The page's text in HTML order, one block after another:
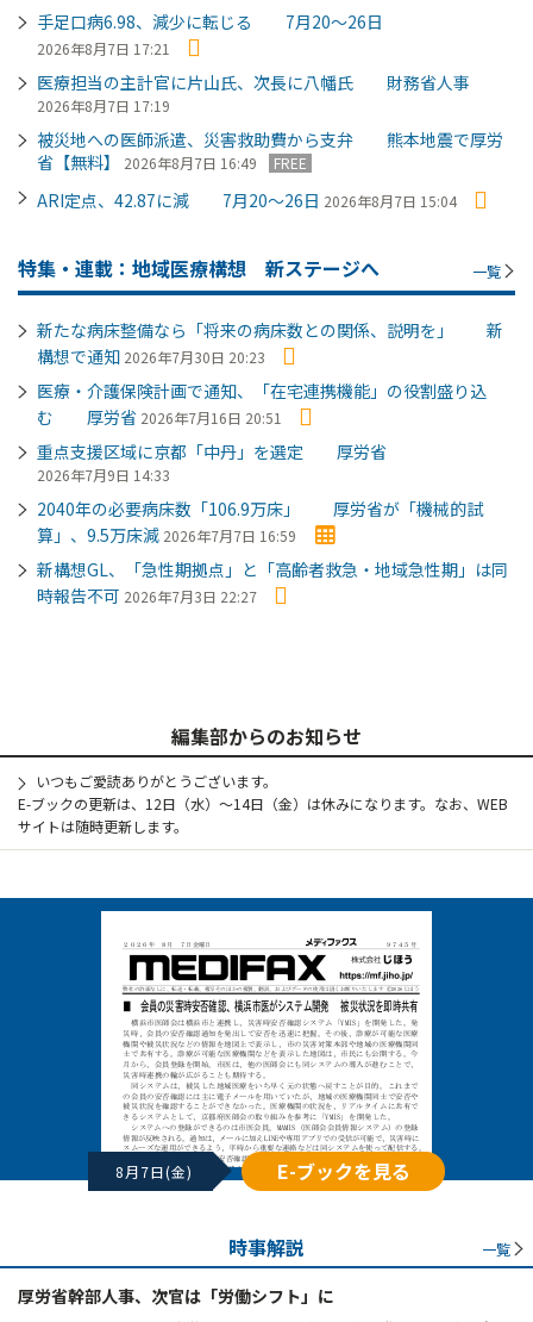
手足口病6.98、減少に転じる 7月20～26日
2026年8月7日 17:21
医療担当の主計官に片山氏、次長に八幡氏 財務省人事
2026年8月7日 17:19
被災地への医師派遣、災害救助費から支弁 熊本地震で厚労
省【無料】
2026年8月7日 16:49 FREE
ARI定点、42.87に減 7月20～26日 2026年8月7日 15:04
特集・連載：地域医療構想 新ステージへ 一覧
新たな病床整備なら「将来の病床数との関係、説明を」 新
構想で通知 2026年7月30日 20:23
医療・介護保険計画で通知、「在宅連携機能」の役割盛り込
む 厚労省 2026年7月16日 20:51
重点支援区域に京都「中丹」を選定 厚労省
2026年7月9日 14:33
2040年の必要病床数「106.9万床」 厚労省が「機械的試
算」、9.5万床減 2026年7月7日 16:59
新構想GL、「急性期拠点」と「高齢者救急・地域急性期」は同
時報告不可 2026年7月3日 22:27
編集部からのお知らせ
いつもご愛読ありがとうございます。
E-ブックの更新は、12日（水）～14日（金）は休みになります。なお、WEB
サイトは随時更新します。
8月7日(金) E-ブックを見る
時事解説 一覧
厚労省幹部人事、次官は「労働シフト」に